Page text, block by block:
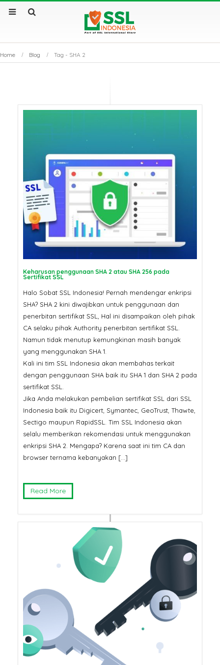
Home Blog Tag - SHA 2
Keharusan penggunaan SHA 2 atau SHA 256 pada
Sertifikat SSL
Halo Sobat SSL Indonesia! Pernah mendengar enkripsi
SHA? SHA 2 kini diwajibkan untuk penggunaan dan
penerbitan sertifikat SSL, Hal ini disampaikan oleh pihak
CA selaku pihak Authority penerbitan sertifikat SSL.
Namun tidak menutup kemungkinan masih banyak
yang menggunakan SHA 1.
Kali ini tim SSL Indonesia akan membahas terkait
dengan penggunaan SHA baik itu SHA 1 dan SHA 2 pada
sertifikat SSL.
Jika Anda melakukan pembelian sertifikat SSL dari SSL
Indonesia baik itu Digicert, Symantec, GeoTrust, Thawte,
Sectigo maupun RapidSSL. Tim SSL Indonesia akan
selalu memberikan rekomendasi untuk menggunakan
enkripsi SHA 2. Mengapa? Karena saat ini tim CA dan
browser ternama kebanyakan […]
Read More
Sertifikat SSL Masa
Berlaku Singkat: Dampak
dan Solusinya
Sertifikat SSL: Mengapa
Bisnis Anda Bisa Lumpuh
Tanpanya?
SSL Certificate: Mengapa
Harganya Berbeda? Ini
SSL Certificate
Apa Saja
Pertama Google di 2026?